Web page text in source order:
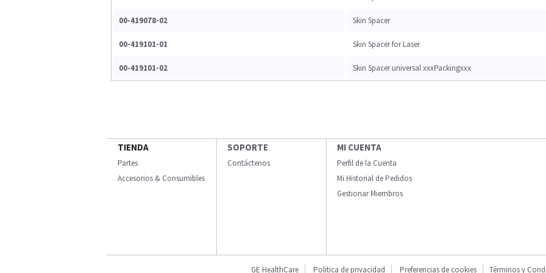
00-419078-02 Skin Spacer
00-419101-01 Skin Spacer for Laser
00-419101-02 Skin Spacer universal xxxPackingxxx
TIENDA
Partes
Accesorios & Consumibles
SOPORTE
Contáctenos
MI CUENTA
Perfil de la Cuenta
Mi Historial de Pedidos
Gestionar Miembros
GE HealthCare Politica de privacidad Preferencias de cookies Términos y